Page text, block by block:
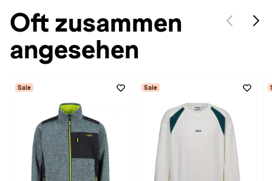
Oft zusammen
angesehen
Sale Sale